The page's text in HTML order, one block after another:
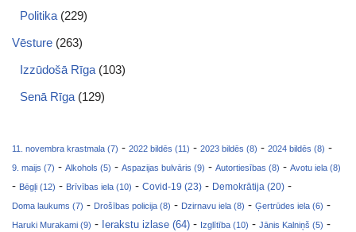
Politika (229)
Vēsture (263)
Izzūdošā Rīga (103)
Senā Rīga (129)
11. novembra krastmala (7) - 2022 bildēs (11) - 2023 bildēs (8) - 2024 bildēs (8) -
9. maijs (7) - Alkohols (5) - Aspazijas bulvāris (9) - Autortiesības (8) - Avotu iela (8)
- Bēgļi (12) - Brīvības iela (10) - Covid-19 (23) - Demokrātija (20) -
Doma laukums (7) - Drošības policija (8) - Dzirnavu iela (8) - Ģertrūdes iela (6) -
Haruki Murakami (9) - Ierakstu izlase (64) - Izglītība (10) - Jānis Kalniņš (5) -